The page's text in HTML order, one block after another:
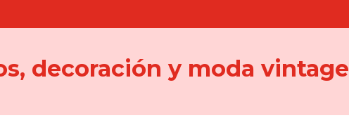
decoración y moda vintage